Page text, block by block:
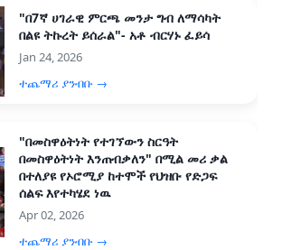
"በ7ኛ ሀገራዊ ምርጫ መንታ ግብ ለማሳካት
በልዩ ትኩረት ይሰራል"- አቶ ብርሃኑ ፈይሳ
Jan 24, 2026
ተጨማሪ ያንብቡ →
"በመስዋዕትነት የተገኘውን ስርዓት
በመስዋዕትነት እንጠብቃለን" በሚል መሪ ቃል
በተለያዩ የኦሮሚያ ከተሞች የህዝቡ የድጋፍ
ሰልፍ እየተካሄደ ነዉ
Apr 02, 2026
ተጨማሪ ያንብቡ →